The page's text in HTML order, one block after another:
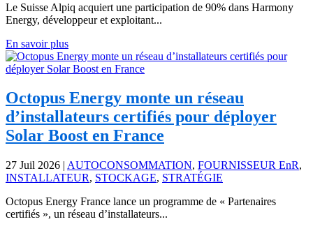
Le Suisse Alpiq acquiert une participation de 90% dans Harmony
Energy, développeur et exploitant...
En savoir plus
Octopus Energy monte un réseau
d’installateurs certifiés pour déployer
Solar Boost en France
27 Juil 2026 | AUTOCONSOMMATION, FOURNISSEUR EnR,
INSTALLATEUR, STOCKAGE, STRATÉGIE
Octopus Energy France lance un programme de « Partenaires
certifiés », un réseau d’installateurs...